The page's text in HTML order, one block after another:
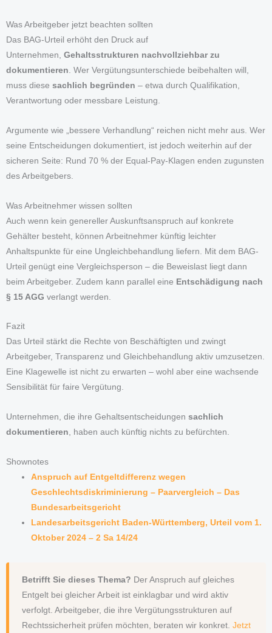
Was Arbeitgeber jetzt beachten sollten
Das BAG-Urteil erhöht den Druck auf
Unternehmen, Gehaltsstrukturen nachvollziehbar zu
dokumentieren . Wer Vergütungsunterschiede beibehalten will,
muss diese sachlich begründen – etwa durch Qualifikation,
Verantwortung oder messbare Leistung.
Argumente wie „bessere Verhandlung“ reichen nicht mehr aus. Wer
seine Entscheidungen dokumentiert, ist jedoch weiterhin auf der
sicheren Seite: Rund 70 % der Equal-Pay-Klagen enden zugunsten
des Arbeitgebers.
Was Arbeitnehmer wissen sollten
Auch wenn kein genereller Auskunftsanspruch auf konkrete
Gehälter besteht, können Arbeitnehmer künftig leichter
Anhaltspunkte für eine Ungleichbehandlung liefern. Mit dem BAG-
Urteil genügt eine Vergleichsperson – die Beweislast liegt dann
beim Arbeitgeber. Zudem kann parallel eine Entschädigung nach
§ 15 AGG verlangt werden.
Fazit
Das Urteil stärkt die Rechte von Beschäftigten und zwingt
Arbeitgeber, Transparenz und Gleichbehandlung aktiv umzusetzen.
Eine Klagewelle ist nicht zu erwarten – wohl aber eine wachsende
Sensibilität für faire Vergütung.
Unternehmen, die ihre Gehaltsentscheidungen sachlich
dokumentieren, haben auch künftig nichts zu befürchten.
Shownotes
Anspruch auf Entgeltdifferenz wegen
Geschlechtsdiskriminierung – Paarvergleich – Das
Bundesarbeitsgericht
Landesarbeitsgericht Baden-Württemberg, Urteil vom 1.
Oktober 2024 – 2 Sa 14/24
Betrifft Sie dieses Thema? Der Anspruch auf gleiches
Entgelt bei gleicher Arbeit ist einklagbar und wird aktiv
verfolgt. Arbeitgeber, die ihre Vergütungsstrukturen auf
Rechtssicherheit prüfen möchten, beraten wir konkret. Jetzt